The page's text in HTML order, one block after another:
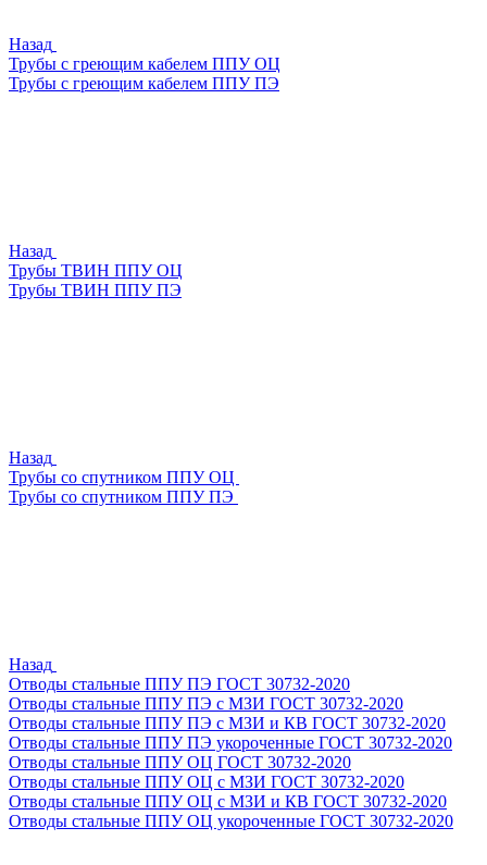
Назад
Трубы с греющим кабелем ППУ ОЦ
Трубы с греющим кабелем ППУ ПЭ
Назад
Трубы ТВИН ППУ ОЦ
Трубы ТВИН ППУ ПЭ
Назад
Трубы со спутником ППУ ОЦ
Трубы со спутником ППУ ПЭ
Назад
Отводы стальные ППУ ПЭ ГОСТ 30732-2020
Отводы стальные ППУ ПЭ с МЗИ ГОСТ 30732-2020
Отводы стальные ППУ ПЭ с МЗИ и КВ ГОСТ 30732-2020
Отводы стальные ППУ ПЭ укороченные ГОСТ 30732-2020
Отводы стальные ППУ ОЦ ГОСТ 30732-2020
Отводы стальные ППУ ОЦ с МЗИ ГОСТ 30732-2020
Отводы стальные ППУ ОЦ с МЗИ и КВ ГОСТ 30732-2020
Отводы стальные ППУ ОЦ укороченные ГОСТ 30732-2020